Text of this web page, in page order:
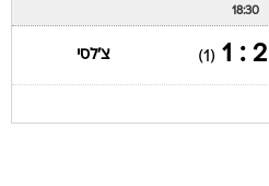
18:30
2 : 1
(1) צ'לסי